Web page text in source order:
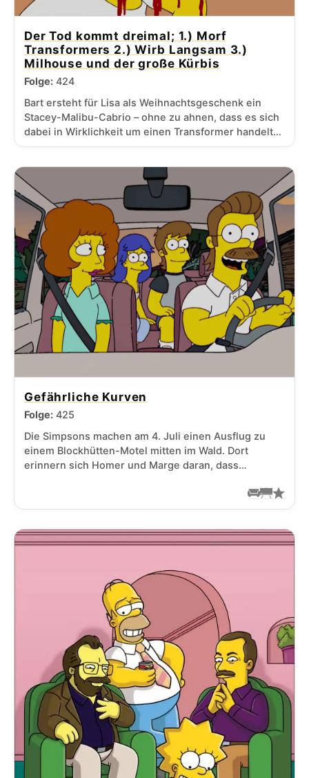
Der Tod kommt dreimal; 1.) Morf
Transformers 2.) Wirb Langsam 3.)
Milhouse und der große Kürbis
Folge: 424
Bart ersteht für Lisa als Weihnachtsgeschenk ein
Stacey-Malibu-Cabrio – ohne zu ahnen, dass es sich
dabei in Wirklichkeit um einen Transformer handelt…
Gefährliche Kurven
Folge: 425
Die Simpsons machen am 4. Juli einen Ausflug zu
einem Blockhütten-Motel mitten im Wald. Dort
erinnern sich Homer und Marge daran, dass…